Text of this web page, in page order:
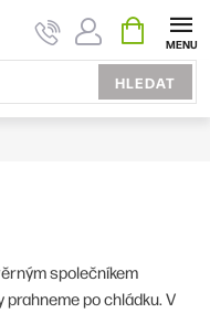
HLEDAT
KOŠÍK
společníkem
po chládku. V